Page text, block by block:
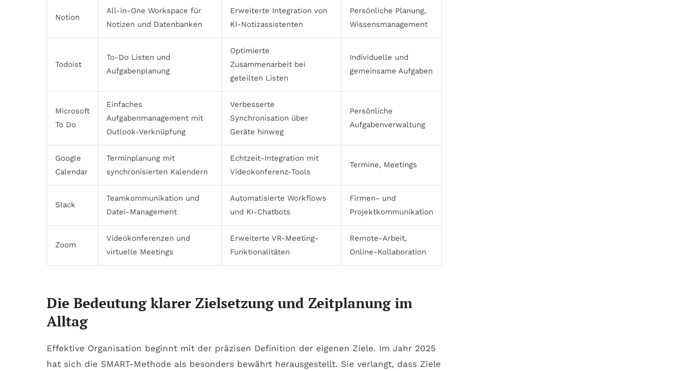
Notion
All-in-One Workspace für
Notizen und Datenbanken
Erweiterte Integration von
KI-Notizassistenten
Persönliche Planung,
Wissensmanagement
Todoist
To-Do Listen und
Aufgabenplanung
Optimierte
Zusammenarbeit bei
geteilten Listen
Individuelle und
gemeinsame Aufgaben
Microsoft
To Do
Einfaches
Aufgabenmanagement mit
Outlook-Verknüpfung
Verbesserte
Synchronisation über
Geräte hinweg
Persönliche
Aufgabenverwaltung
Google
Calendar
Terminplanung mit
synchronisierten Kalendern
Echtzeit-Integration mit
Videokonferenz-Tools
Termine, Meetings
Slack
Teamkommunikation und
Datei-Management
Automatisierte Workflows
und KI-Chatbots
Firmen- und
Projektkommunikation
Zoom
Videokonferenzen und
virtuelle Meetings
Erweiterte VR-Meeting-
Funktionalitäten
Remote-Arbeit,
Online-Kollaboration
Die Bedeutung klarer Zielsetzung und Zeitplanung im
Alltag
Effektive Organisation beginnt mit der präzisen Definition der eigenen Ziele. Im Jahr 2025
hat sich die SMART-Methode als besonders bewährt herausgestellt. Sie verlangt, dass Ziele